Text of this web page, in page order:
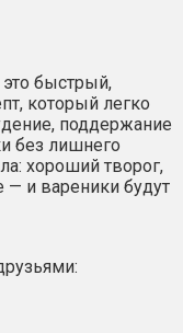
быстрый,
который легко
поддержание
без лишнего
хороший творог,
и вареники будут